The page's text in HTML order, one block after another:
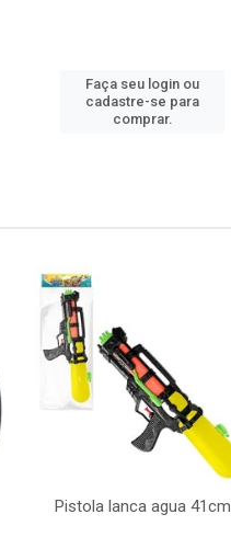
Faça seu login ou
cadastre-se para
comprar.
Pistola lanca agua 41cm